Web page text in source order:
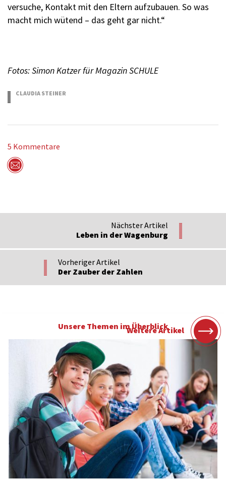
versuche, Kontakt mit den Eltern aufzubauen. So was
macht mich wütend – das geht gar nicht.“
Fotos: Simon Katzer für Magazin SCHULE
CLAUDIA STEINER
5 Kommentare
Nächster Artikel
Leben in der Wagenburg
Vorheriger Artikel
Der Zauber der Zahlen
Weitere Artikel
Unsere Themen im Überblick